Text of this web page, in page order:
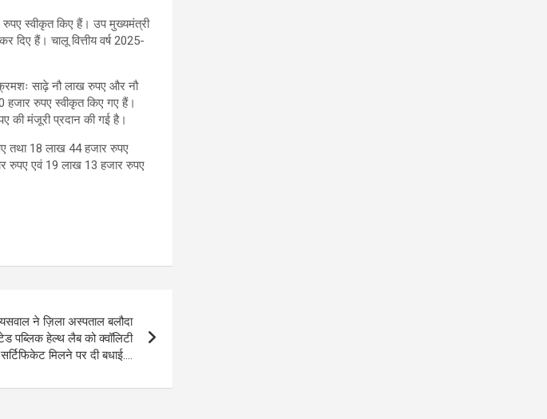
रुपए स्वीकृत किए हैं। उप मुख्यमंत्री
हैं। चालू वित्तीय वर्ष 2025-
क्रमशः साढ़े नौ लाख रुपए और नौ
हजार रुपए स्वीकृत किए गए हैं।
की मंजूरी प्रदान की गई है।
तथा 18 लाख 44 हजार रुपए
रुपए एवं 19 लाख 13 हजार रुपए
ने ज़िला अस्पताल बलौदा
पब्लिक हेल्थ लैब को क्वॉलिटी
सर्टिफिकेट मिलने पर दी बधाई….